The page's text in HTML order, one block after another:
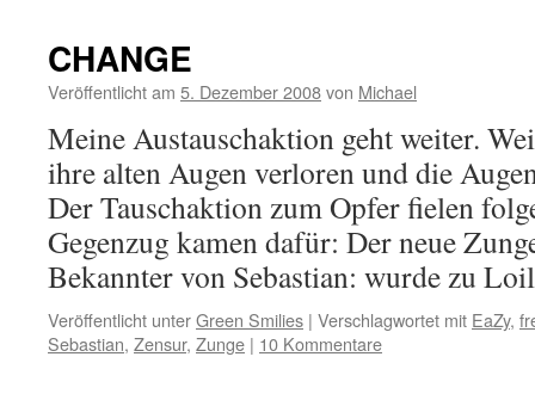
CHANGE
Veröffentlicht am 5. Dezember 2008von Michael
Meine Austauschaktion geht weiter.
ihre alten Augen verloren und die
Der Tauschaktion zum Opfer fielen
Gegenzug kamen dafür: Der neue
Bekannter von Sebastian: wurde zu
Veröffentlicht unterGreen Smilies | Verschlagwortet mit EaZy,
Sebastian, Zensur, Zunge | 10 Kommentare